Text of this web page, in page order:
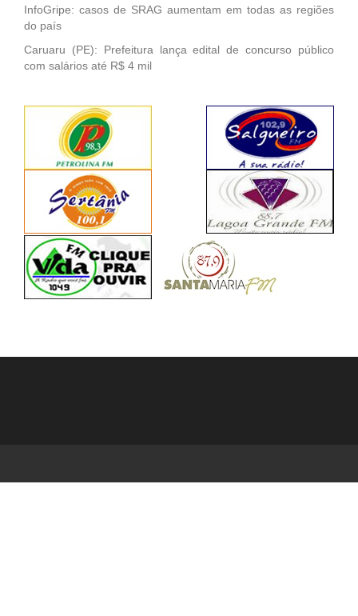
InfoGripe: casos de SRAG aumentam em todas as regiões
do país
Caruaru (PE): Prefeitura lança edital de concurso público
com salários até R$ 4 mil